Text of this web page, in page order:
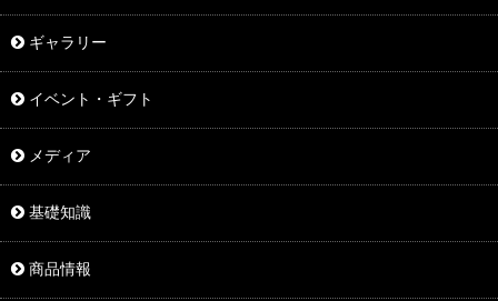
ギャラリー
イベント・ギフト
メディア
基礎知識
商品情報